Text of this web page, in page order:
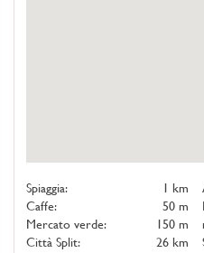
Spiaggia: 1 km
Caffe:
50 m
Mercato verde:
150 m
Città Split:
26 km